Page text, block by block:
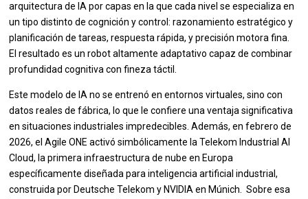
arquitectura de IA por capas en la que cada nivel se especializa en
un tipo distinto de cognición y control: razonamiento estratégico y
planificación de tareas, respuesta rápida, y precisión motora fina.
El resultado es un robot altamente adaptativo capaz de combinar
profundidad cognitiva con fineza táctil.
Este modelo de IA no se entrenó en entornos virtuales, sino con
datos reales de fábrica, lo que le confiere una ventaja significativa
en situaciones industriales impredecibles. Además, en febrero de
2026, el Agile ONE activó simbólicamente la Telekom Industrial AI
Cloud, la primera infraestructura de nube en Europa
específicamente diseñada para inteligencia artificial industrial,
construida por Deutsche Telekom y NVIDIA en Múnich. Sobre esa